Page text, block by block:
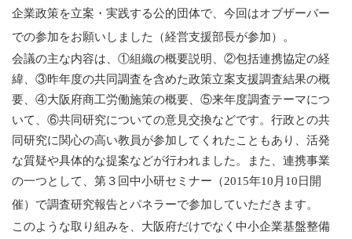
企業政策を立案・実践する公的団体で、今回はオブザーバー
での参加をお願いしました（経営支援部長が参加）。
会議の主な内容は、①組織の概要説明、②包括連携協定の経
緯、③昨年度の共同調査を含めた政策立案支援調査結果の概
要、④大阪府商工労働施策の概要、⑤来年度調査テーマにつ
いて、⑥共同研究についての意見交換などです。行政との共
同研究に関心の高い教員が参加してくれたこともあり、活発
な質疑や具体的な提案などが行われました。また、連携事業
の一つとして、第３回中小研セミナー（2015年10 月 10 日開
催）で調査研究報告とパネラーで参加していただきます。
このような取り組みを、大阪府だけでなく中小企業基盤整備